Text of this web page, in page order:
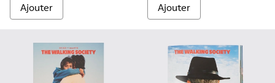
Ajouter Ajouter